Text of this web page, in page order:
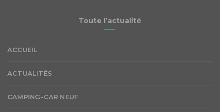
Toute l’actualité
ACCUEIL
ACTUALITÉS
CAMPING-CAR NEUF